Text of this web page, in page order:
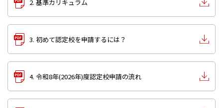
2. 基準カリキュラム
3. 初めて認定校を申請するには？
4. 令和8年(2026年)度認定校申請の流れ